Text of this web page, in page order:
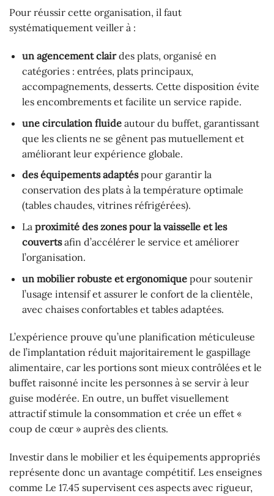
Pour réussir cette organisation, il faut
systématiquement veiller à :
un agencement clairdes plats, organisé en
catégories : entrées, plats principaux,
accompagnements, desserts. Cette disposition évite
les encombrements et facilite un service rapide.
une circulation fluideautour du buffet, garantissant
que les clients ne se gênent pas mutuellement et
améliorant leur expérience globale.
des équipements adaptéspour garantir la
conservation des plats à la température optimale
(tables chaudes, vitrines réfrigérées).
La proximité des zones pour la vaisselle et les
couvertsafin d’accélérer le service et améliorer
l’organisation.
un mobilier robuste et ergonomiquepour soutenir
l’usage intensif et assurer le confort de la clientèle,
avec chaises confortables et tables adaptées.
L’expérience prouve qu’une planification méticuleuse
de l’implantation réduit majoritairement le gaspillage
alimentaire, car les portions sont mieux contrôlées et le
buffet raisonné incite les personnes à se servir à leur
guise modérée. En outre, un buffet visuellement
attractif stimule la consommation et crée un effet «
coup de cœur » auprès des clients.
Investir dans le mobilier et les équipements appropriés
représente donc un avantage compétitif. Les enseignes
comme Le 17.45 supervisent ces aspects avec rigueur,